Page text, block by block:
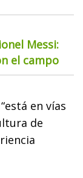
Messi:
el campo
en vías
de